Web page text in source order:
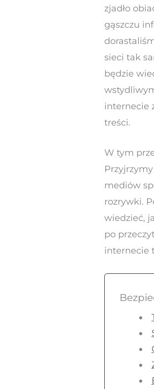
zjadło
gąszczu
sieci tak
będzie
internecie
treści.
W tym
mediów
rozrywki.
wiedzieć,
po
internecie